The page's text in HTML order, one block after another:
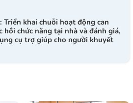
Triển khai chuỗi hoạt động can
hồi chức năng tại nhà và đánh giá,
cụ trợ giúp cho người khuyết